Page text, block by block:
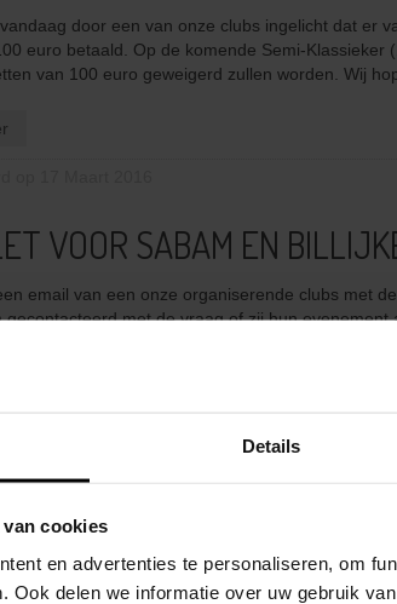
Details
cookies
en advertenties te personaliseren, om
Ook delen we informatie over uw gebruik
door een van onze clubs ingelicht dat er
euro betaald. Op de komende Semi-
van 100 euro geweigerd zullen worden. Wij
VOOR SABAM EN
email van een onze organiserende clubs met
gecontacteerd met de vraag of zij hun
op 14 Maart 2016
PRIJSUITREIKING 2016
de prijsuitreiking 2016 zijn nu terug te vinden op
HIER bekijken.